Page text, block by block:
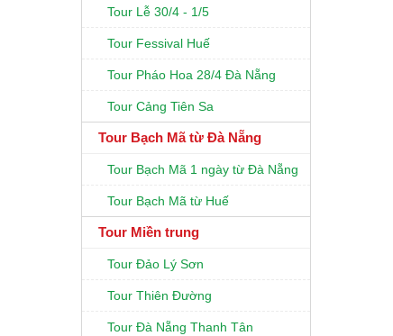
Tour Lễ 30/4 - 1/5
Tour Fessival Huế
Tour Pháo Hoa 28/4 Đà Nẵng
Tour Cảng Tiên Sa
Tour Bạch Mã từ Đà Nẵng
Tour Bạch Mã 1 ngày từ Đà Nẵng
Tour Bạch Mã từ Huế
Tour Miền trung
Tour Đảo Lý Sơn
Tour Thiên Đường
Tour Đà Nẵng Thanh Tân